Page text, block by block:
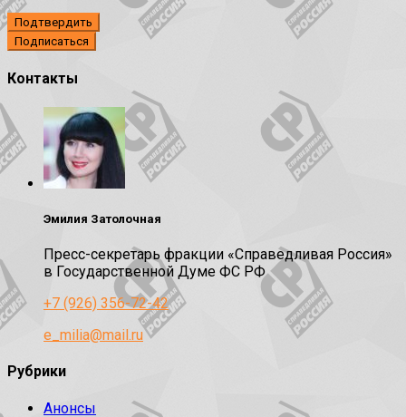
Подтвердить
Контакты
Эмилия Затолочная
Пресс-секретарь фракции «Справедливая Россия»
в Государственной Думе ФС РФ
+7 (926) 356-72-42
e_milia@mail.ru
Рубрики
Анонсы